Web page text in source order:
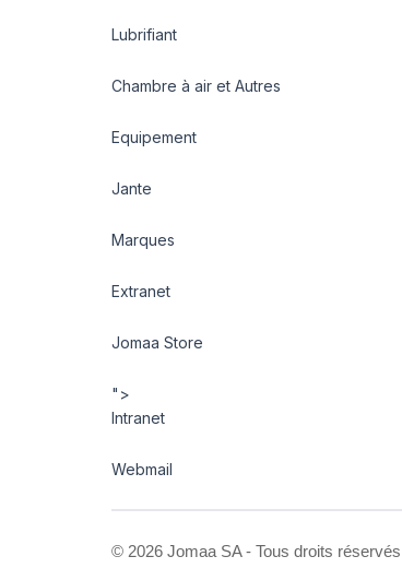
Lubrifiant
Chambre à air et Autres
Equipement
Jante
Marques
Extranet
Jomaa Store
">
Intranet
Webmail
© 2026 Jomaa SA - Tous droits réservés